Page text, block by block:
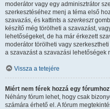
moderátor vagy egy adminisztrátor
szerkesztéséhez menj a téma első
szavazás, és kattints a szerkeszt
készítő még törölheti a szavazást,
lehetőségeket, de ha már érkezett
moderátor törölheti vagy
a szavazást a szavazási lehetőségek
Vissza a tetejére
Miért nem férek hozzá egy
Néhány fórum lehet, hogy csak
számára érhető el. A fórum